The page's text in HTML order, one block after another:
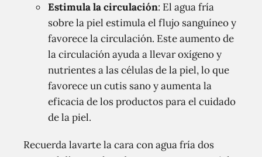
Estimula la circulación: El agua fría
sobre la piel estimula el flujo sanguíneo y
favorece la circulación. Este aumento de
la circulación ayuda a llevar oxígeno y
nutrientes a las células de la piel, lo que
favorece un cutis sano y aumenta la
eficacia de los productos para el cuidado
de la piel.
Recuerda lavarte la cara con agua fría dos